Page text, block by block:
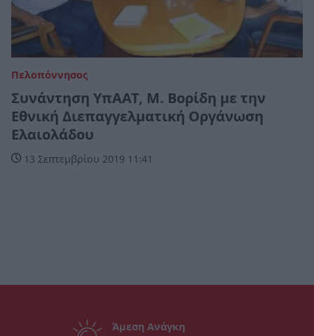
Πελοπόννησος
Συνάντηση ΥπΑΑΤ, Μ. Βορίδη με την
Εθνική Διεπαγγελματική Οργάνωση
Ελαιολάδου
13 Σεπτεμβρίου 2019 11:41
Άμεση Ανάγκη